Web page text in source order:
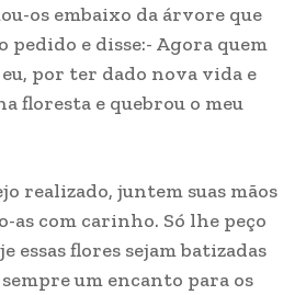
os embaixo da árvore que
pedido e disse:- Agora quem
por ter dado nova vida e
floresta e quebrou o meu
realizado, juntem suas mãos
as com carinho. Só lhe peço
essas flores sejam batizadas
sempre um encanto para os